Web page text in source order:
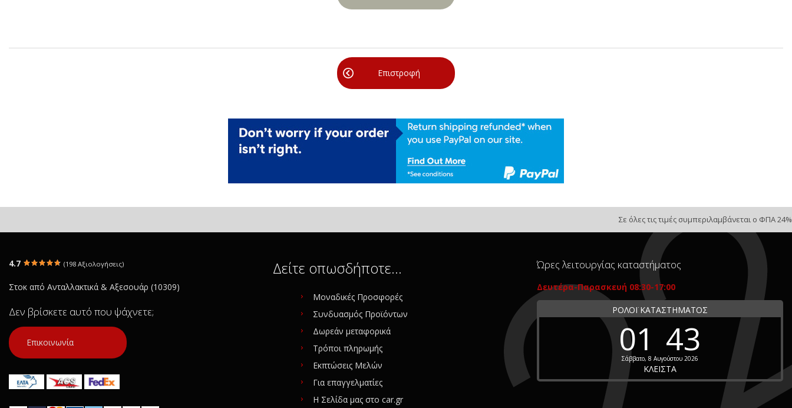
Επιστροφή
Σε όλες τις τιμές συμπεριλαμβάνεται ο ΦΠΑ 24%
4.7 (198 Αξιολογήσεις)
Στοκ από Ανταλλακτικά & Αξεσουάρ (10309)
Δεν βρίσκετε αυτό που ψάχνετε;
Επικοινωνία
Δείτε οπωσδήποτε…
Μοναδικές Προσφορές
Συνδυασμός Προϊόντων
Δωρεάν μεταφορικά
Τρόποι πληρωμής
Εκπτώσεις Μελών
Για επαγγελματίες
Η Σελίδα μας στο car.gr
Ώρες λειτουργίας καταστήματος
Δευτέρα-Παρασκευή 08:30-17:00
ΡΟΛΟΪ ΚΑΤΑΣΤΗΜΑΤΟΣ
01 43
Σάββατο, 8 Αυγούστου 2026
ΚΛΕΙΣΤΑ